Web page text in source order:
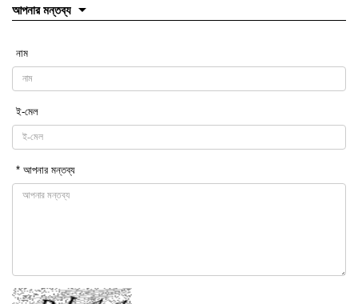
আপনার মন্তব্য
নাম
ই-মেল
* আপনার মন্তব্য